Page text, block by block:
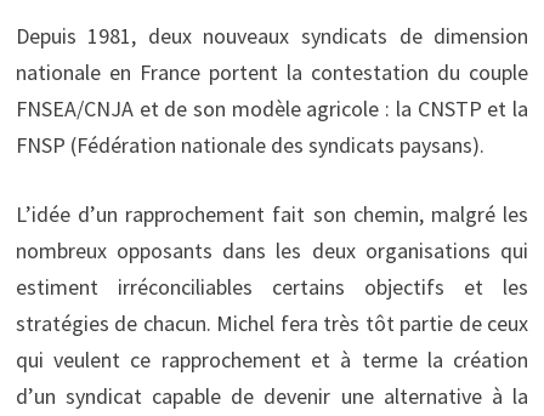
Depuis 1981, deux nouveaux syndicats de dimension
nationale en France portent la contestation du couple
FNSEA/CNJA et de son modèle agricole : la CNSTP et la
FNSP (Fédération nationale des syndicats paysans).
L’idée d’un rapprochement fait son chemin, malgré les
nombreux opposants dans les deux organisations qui
estiment irréconciliables certains objectifs et les
stratégies de chacun. Michel fera très tôt partie de ceux
qui veulent ce rapprochement et à terme la création
d’un syndicat capable de devenir une alternative à la